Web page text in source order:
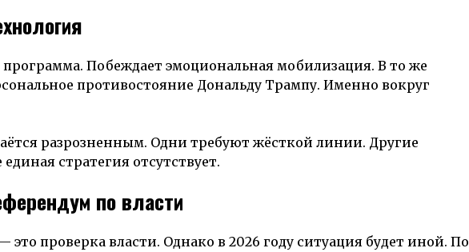
Побеждает эмоциональная мобилизация. В то же
противостояние Дональду Трампу. Именно вокруг
разрозненным. Одни требуют жёсткой линии. Другие
стратегия отсутствует.
по власти
проверка власти. Однако в 2026 году ситуация будет иной. По